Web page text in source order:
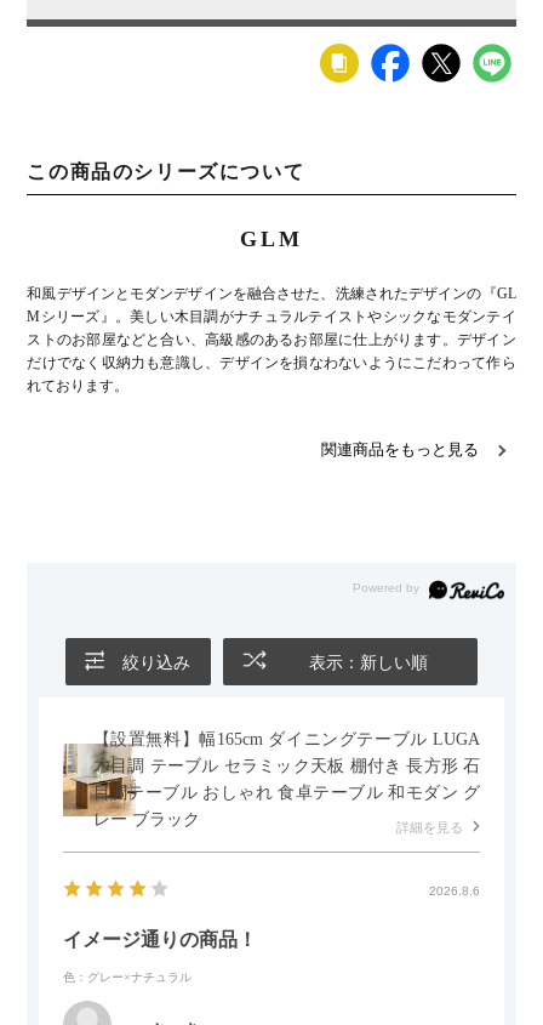
この商品のシリーズについて
GLM
和風デザインとモダンデザインを融合させた、洗練されたデザインの『GL
Mシリーズ』。美しい木目調がナチュラルテイストやシックなモダンテイ
ストのお部屋などと合い、高級感のあるお部屋に仕上がります。デザイン
だけでなく収納力も意識し、デザインを損なわないようにこだわって作ら
れております。
関連商品をもっと見る
絞り込み 表示：新しい順
【設置無料】幅165cm ダイニングテーブル LUGA
木目調 テーブル セラミック天板 棚付き 長方形 石
目調テーブル おしゃれ 食卓テーブル 和モダン グ
レー ブラック
詳細を見る
2026.8.6
イメージ通りの商品！
色：グレー×ナチュラル